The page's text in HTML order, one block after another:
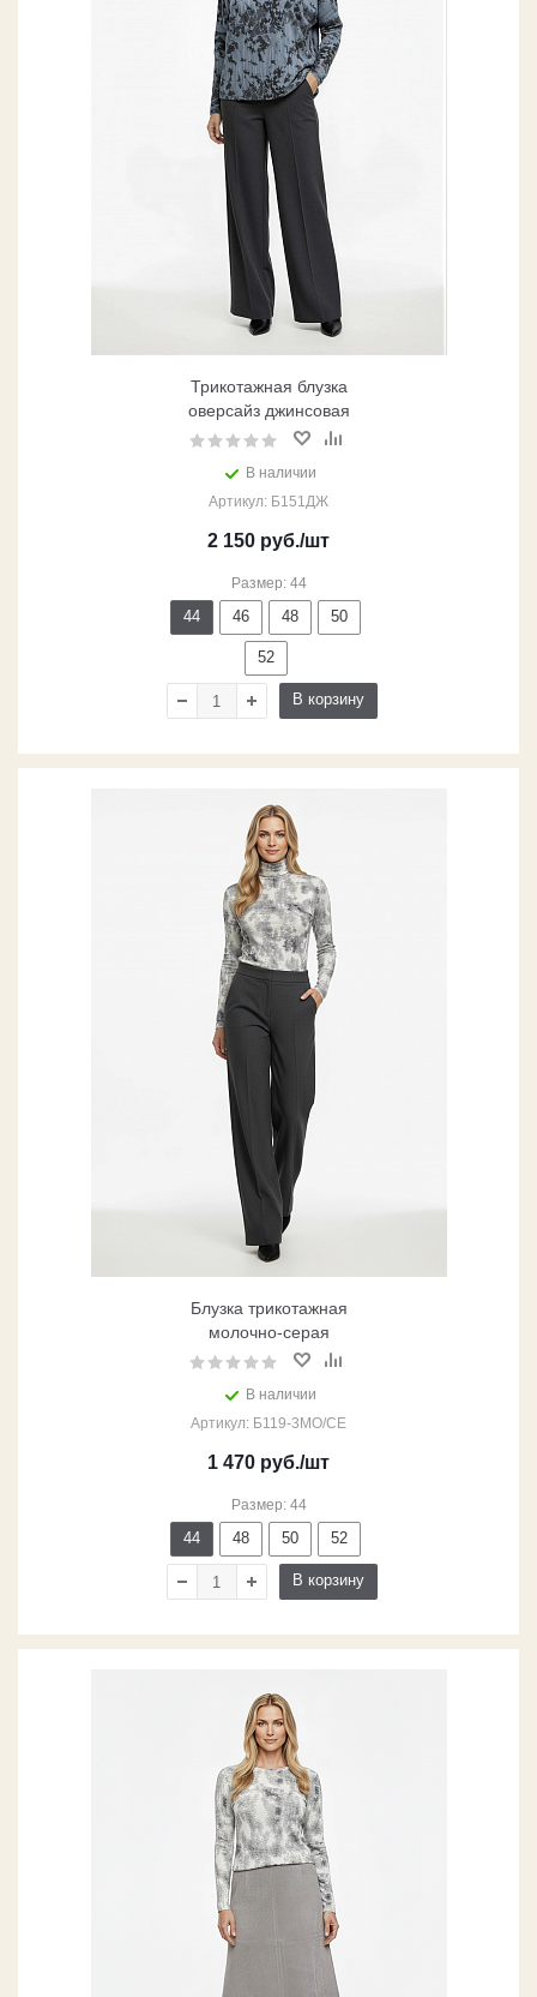
Трикотажная блузка
оверсайз джинсовая
В наличии
Артикул: Б151ДЖ
2 150 руб./шт
Размер: 44
44 46 48 50
52
В корзину
Блузка трикотажная
молочно-серая
В наличии
Артикул: Б119-3МО/СЕ
1 470 руб./шт
Размер: 44
44 48 50 52
В корзину